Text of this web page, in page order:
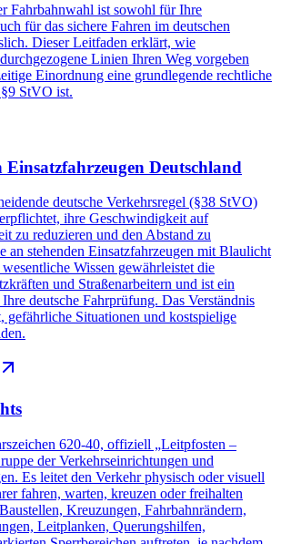
Fahrbahnwahl ist sowohl für Ihre
für das sichere Fahren im deutschen
Dieser Leitfaden erklärt, wie
Linien Ihren Weg vorgeben
Einordnung eine grundlegende rechtliche
StVO ist.
Deutschland
deutsche Verkehrsregel (§38 StVO)
ihre Geschwindigkeit auf
zu reduzieren und den Abstand zu
an stehenden Einsatzfahrzeugen mit Blaulicht
Wissen gewährleistet die
und Straßenarbeitern und ist ein
deutsche Fahrprüfung. Das Verständnis
gefährliche Situationen und kostspielige
620-40, offiziell „Leitpfosten –
der Verkehrseinrichtungen und
Es leitet den Verkehr physisch oder visuell
fahren, warten, kreuzen oder freihalten
Kreuzungen, Fahrbahnrändern,
Leitplanken, Querungshilfen,